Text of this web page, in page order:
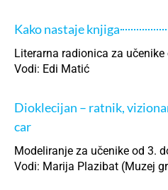
Kako nastaje knjiga
Literarna radionica za učenike
Vodi: Edi Matić
Dioklecijan – ratnik,
car
Modeliranje za učenike od 3.
Vodi: Marija Plazibat (Muzej